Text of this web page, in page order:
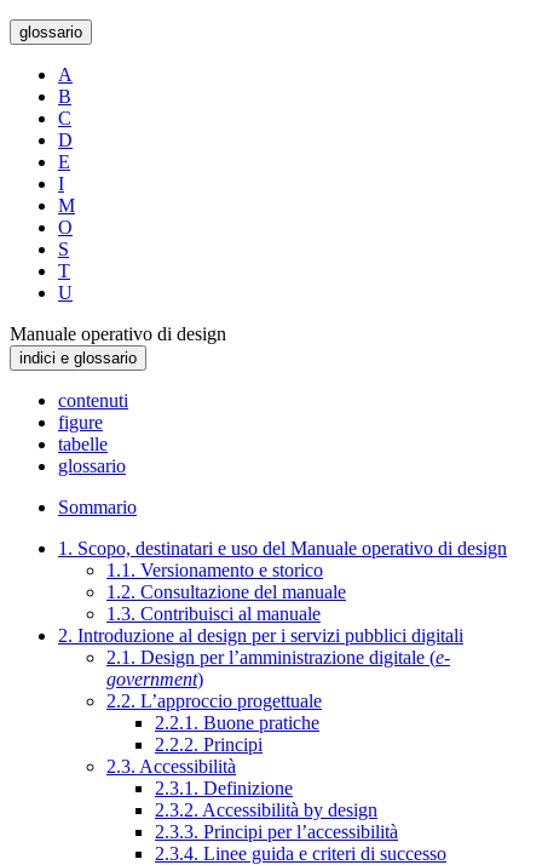
glossario
A
B
C
D
E
I
M
O
S
T
U
Manuale operativo di design
indici e glossario
contenuti
figure
tabelle
glossario
Sommario
1. Scopo, destinatari e uso del Manuale operativo di design
1.1. Versionamento e storico
1.2. Consultazione del manuale
1.3. Contribuisci al manuale
2. Introduzione al design per i servizi pubblici digitali
2.1. Design per l’amministrazione digitale (e-
government)
2.2. L’approccio progettuale
2.2.1. Buone pratiche
2.2.2. Principi
2.3. Accessibilità
2.3.1. Definizione
2.3.2. Accessibilità by design
2.3.3. Principi per l’accessibilità
2.3.4. Linee guida e criteri di successo